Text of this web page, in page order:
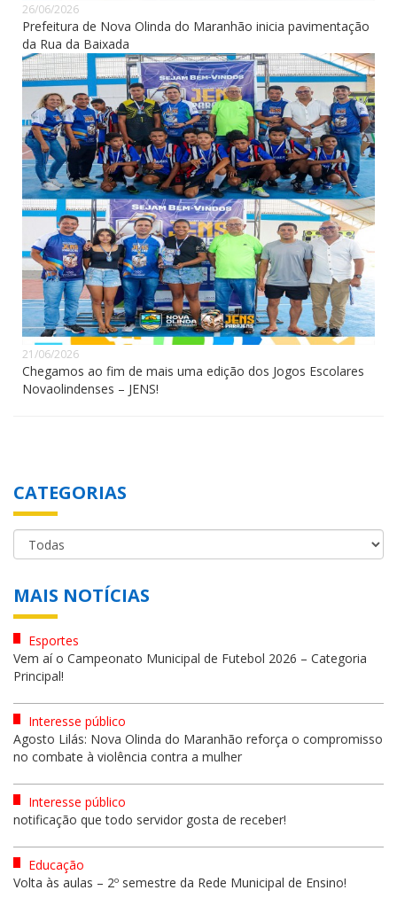
26/06/2026
Prefeitura de Nova Olinda do Maranhão inicia pavimentação
da Rua da Baixada
21/06/2026
Chegamos ao fim de mais uma edição dos Jogos Escolares
Novaolindenses – JENS!
CATEGORIAS
MAIS NOTÍCIAS
Esportes
Vem aí o Campeonato Municipal de Futebol 2026 – Categoria
Principal!
Interesse público
Agosto Lilás: Nova Olinda do Maranhão reforça o compromisso
no combate à violência contra a mulher
Interesse público
notificação que todo servidor gosta de receber!
Educação
Volta às aulas – 2º semestre da Rede Municipal de Ensino!